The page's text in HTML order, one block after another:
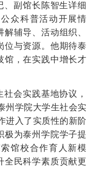
副馆长陈智生详细
众科普活动开展情
辅导、活动组织、
位与资源。他期待泰
馆，在实践中增长才
会实践基地协议，
州学院大学生社会实
进入了实质性的新阶
极为泰州学院学子提
馆校合作育人新模
全民科学素质贡献更